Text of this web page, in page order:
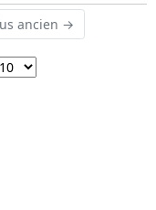
ancien →